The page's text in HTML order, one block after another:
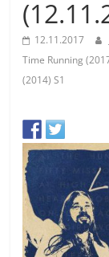
12.11.2017
Time Running
(2014) S1